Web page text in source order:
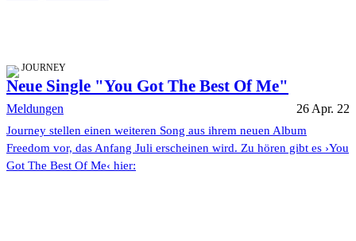
JOURNEY
Neue Single "You Got The Best Of Me"
Meldungen 26 Apr. 22
Journey stellen einen weiteren Song aus ihrem neuen Album
Freedom vor, das Anfang Juli erscheinen wird. Zu hören gibt es ›You
Got The Best Of Me‹ hier: